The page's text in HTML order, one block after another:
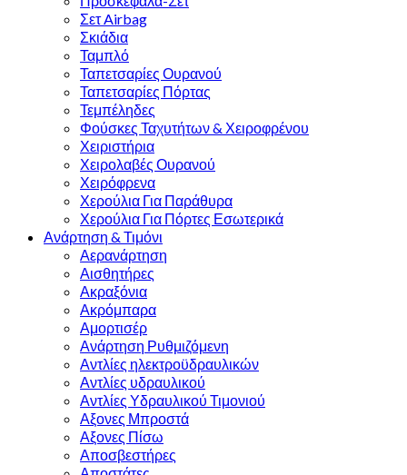
Σετ Airbag
Σκιάδια
Ταμπλό
Ταπετσαρίες Ουρανού
Ταπετσαρίες Πόρτας
Τεμπέληδες
Φούσκες Ταχυτήτων & Χειροφρένου
Χειριστήρια
Χειρολαβές Ουρανού
Χειρόφρενα
Χερούλια Για Παράθυρα
Χερούλια Για Πόρτες Εσωτερικά
Ανάρτηση & Τιμόνι
Αερανάρτηση
Αισθητήρες
Ακραξόνια
Ακρόμπαρα
Αμορτισέρ
Ανάρτηση Ρυθμιζόμενη
Αντλίες ηλεκτροϋδραυλικών
Αντλίες υδραυλικού
Αντλίες Υδραυλικού Τιμονιού
Αξονες Μπροστά
Αξονες Πίσω
Αποσβεστήρες